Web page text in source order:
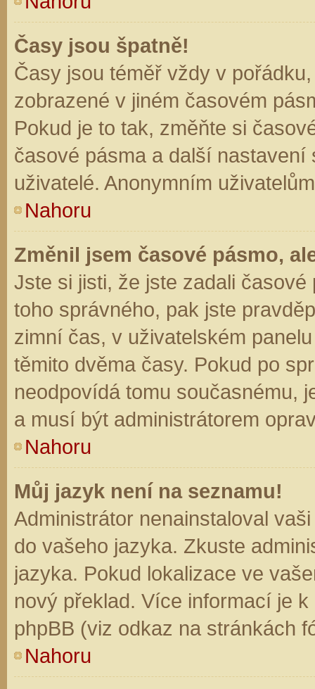
Časy jsou špatně!
Časy jsou téměř vždy v
zobrazené v jiném časovém
Pokud je to tak, změňte si
časové pásma a další
uživatelé. Anonymním
Nahoru
Změnil jsem časové pásmo,
Jste si jisti, že jste zadali
toho správného, pak jste
zimní čas, v uživatelském
těmito dvěma časy. Pokud po
neodpovídá tomu současnému,
a musí být administrátorem
Nahoru
Můj jazyk není na seznamu!
Administrátor nenainstaloval
do vašeho jazyka. Zkuste
jazyka. Pokud lokalizace ve
nový překlad. Více informací je
phpBB (viz odkaz na stránkách
Nahoru